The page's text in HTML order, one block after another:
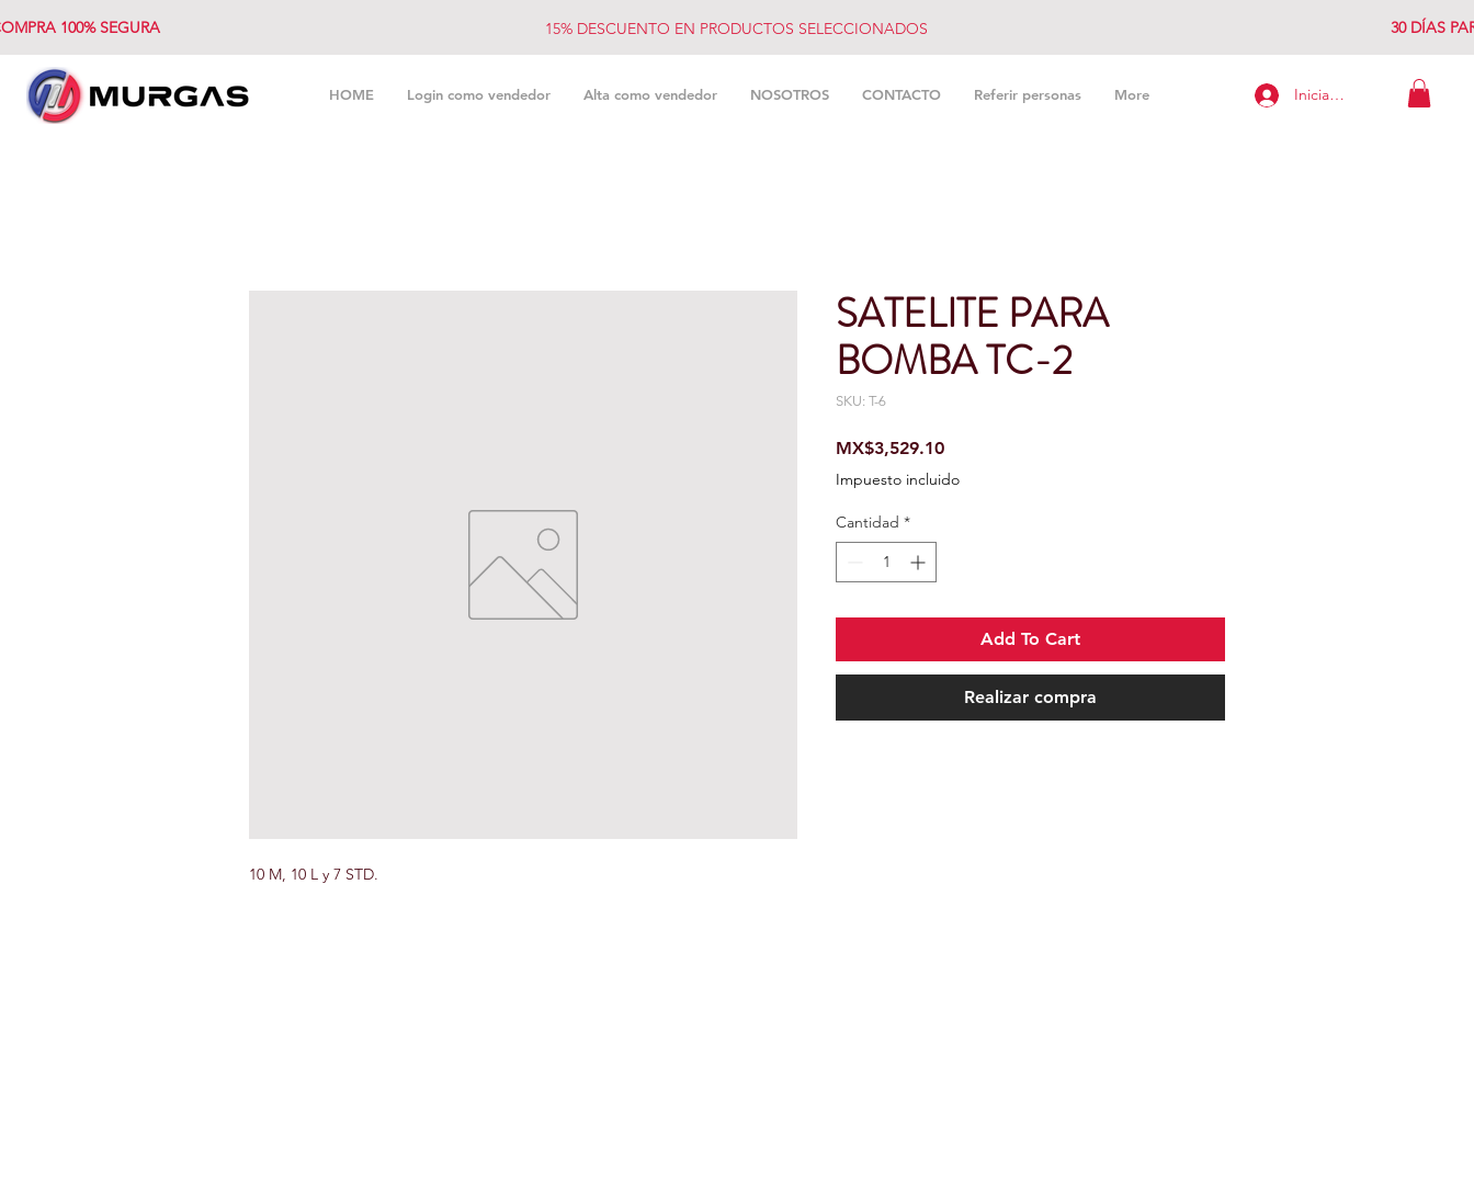
100% SEGURA 15% DESCUENTO EN PRODUCTOS SELECCIONADOS 30 DÍAS
HOME Login como vendedor Alta como vendedor NOSOTROS CONTACTO Referir personas More Iniciar sesión
10 M, 10 L y 7 STD.
SATELITE PARA
BOMBA TC-2
SKU: T-6
MX$3,529.10Precio
Impuesto incluido
Cantidad *
Add To Cart
Realizar compra